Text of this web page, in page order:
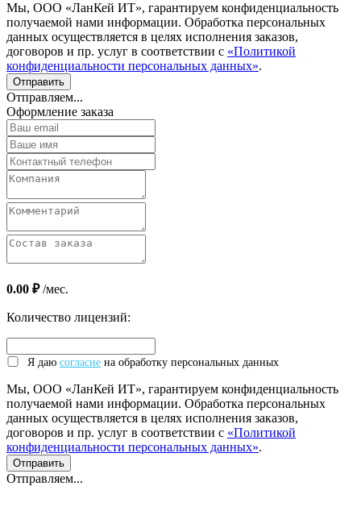
Мы, ООО «ЛанКей ИТ», гарантируем конфиденциальность
получаемой нами информации. Обработка персональных
данных осуществляется в целях исполнения заказов,
договоров и пр. услуг в соответствии с «Политикой
конфиденциальности персональных данных».
Отправляем...
Оформление заказа
0.00 ₽/мес.
Количество лицензий:
Я даю согласие на обработку персональных данных
Мы, ООО «ЛанКей ИТ», гарантируем конфиденциальность
получаемой нами информации. Обработка персональных
данных осуществляется в целях исполнения заказов,
договоров и пр. услуг в соответствии с «Политикой
конфиденциальности персональных данных».
Отправляем...